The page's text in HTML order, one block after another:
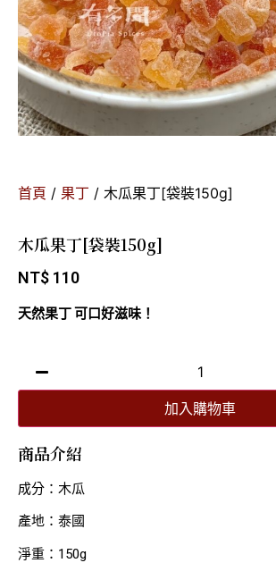
首頁 / 果丁 / 木瓜果丁[袋裝150g]
木瓜果丁[袋裝150g]
NT$ 110
天然果丁 可口好滋味！
加入購物車
商品介紹
成分：木瓜
產地：泰國
淨重：150g